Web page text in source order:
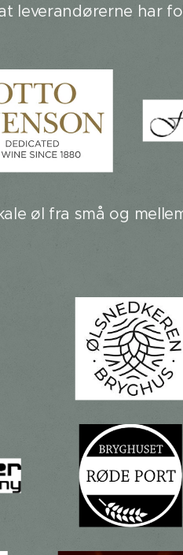
leverandørerne har
øl fra små og